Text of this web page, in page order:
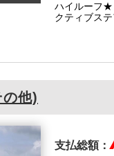
ハイルーフ★
クティブス
他)
支払総額：